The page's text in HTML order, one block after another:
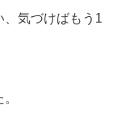
、気づけばもう1